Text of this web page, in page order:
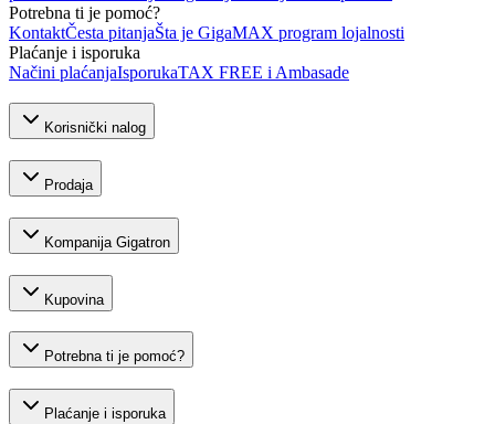
Potrebna ti je pomoć?
KontaktČesta pitanjaŠta je GigaMAX program lojalnosti
Plaćanje i isporuka
Načini plaćanjaIsporukaTAX FREE i Ambasade
Korisnički nalog
Prodaja
Kompanija Gigatron
Kupovina
Potrebna ti je pomoć?
Plaćanje i isporuka